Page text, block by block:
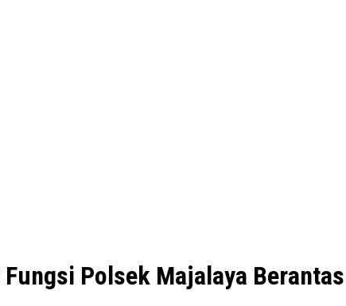
Polsek Majalaya